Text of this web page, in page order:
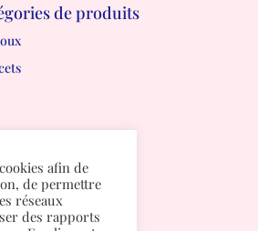
de produits
afin de
de permettre
réseaux
des rapports